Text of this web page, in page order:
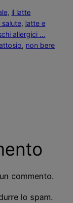
, il latte
salute, latte e
allergici …
, non bere
commento.
lo spam.